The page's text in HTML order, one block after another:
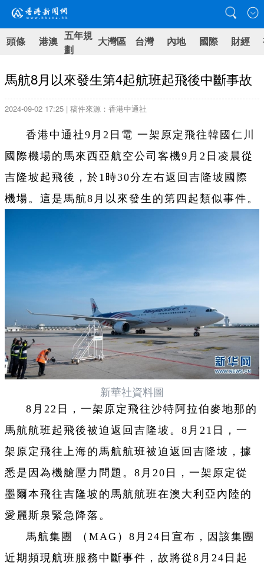
頭條 港澳 五年規
劃
大灣區 台灣 內地 國際 財經
馬航8月以來發生第4起航班起飛後中斷事故
2024-09-02 17:25 | 稿件來源：香港中通社
香港中通社9月2日電 一架原定飛往韓國仁川
國際機場的馬來西亞航空公司客機9月2日凌晨從
吉隆坡起飛後，於1時30分左右返回吉隆坡國際
機場。這是馬航8月以來發生的第四起類似事件。
新華社資料圖
8月22日，一架原定飛往沙特阿拉伯麥地那的
馬航航班起飛後被迫返回吉隆坡。8月21日，一
架原定飛往上海的馬航航班被迫返回吉隆坡，據
悉是因為機艙壓力問題。8月20日，一架原定從
墨爾本飛往吉隆坡的馬航航班在澳大利亞內陸的
愛麗斯泉緊急降落。
馬航集團 （MAG）8月24日宣布，因該集團
近期頻現航班服務中斷事件，故將從8月24日起